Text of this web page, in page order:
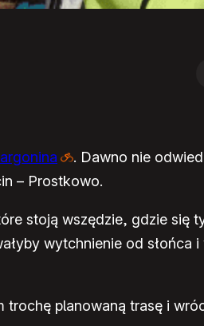
. Dawno nie
– Prostkowo.
stoją wszędzie, gdzie się
wytchnienie od słońca
planowaną trasę i